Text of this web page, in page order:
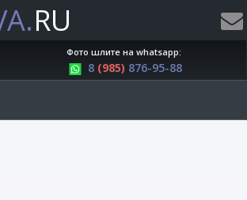
RU
Фото шлите на whatsapp:
8 (985) 876-95-88